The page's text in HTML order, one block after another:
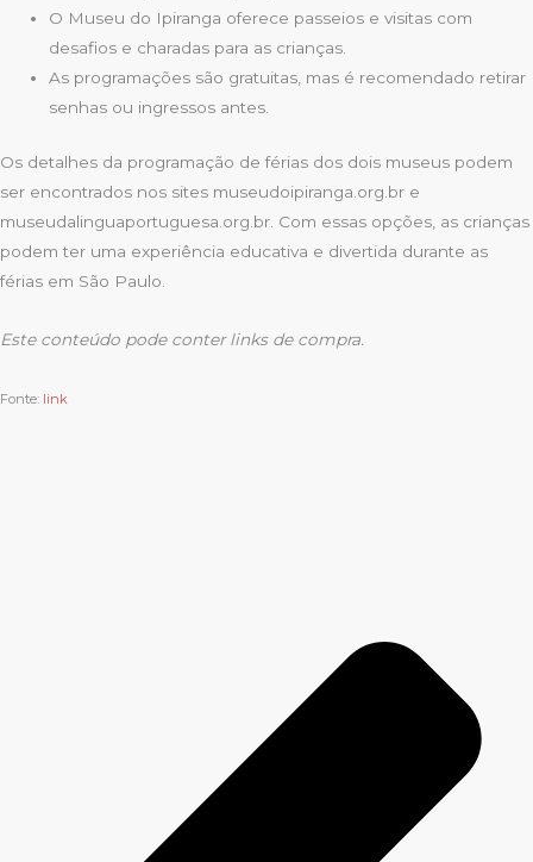
O Museu do Ipiranga oferece passeios e visitas com
desafios e charadas para as crianças.
As programações são gratuitas, mas é recomendado retirar
senhas ou ingressos antes.
Os detalhes da programação de férias dos dois museus podem
ser encontrados nos sites museudoipiranga.org.br e
museudalinguaportuguesa.org.br. Com essas opções, as crianças
podem ter uma experiência educativa e divertida durante as
férias em São Paulo.
Este conteúdo pode conter links de compra.
Fonte: link